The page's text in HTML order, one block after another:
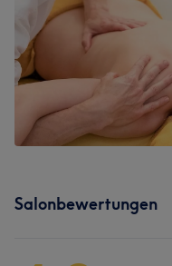
Salonbewertungen